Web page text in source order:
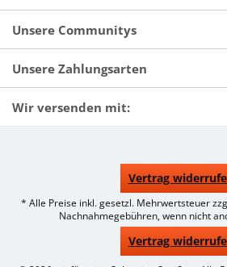
Unsere Communitys
Unsere Zahlungsarten
Wir versenden mit:
Vertrag
* Alle Preise inkl. gesetzl. Mehrwertsteuer
Nachnahmegebühren, wenn nicht
Vertrag